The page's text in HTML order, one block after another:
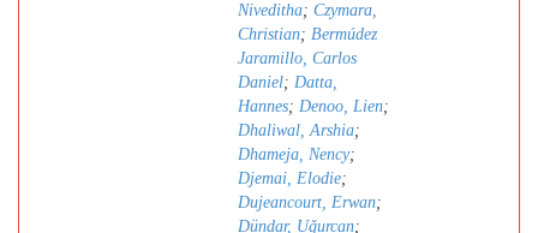
Niveditha; Czymara,
Christian; Bermúdez
Jaramillo, Carlos
Daniel; Datta,
Hannes; Denoo, Lien;
Dhaliwal, Arshia;
Dhameja, Nency;
Djemai, Elodie;
Dujeancourt, Erwan;
Dündar, Uǧurcan;